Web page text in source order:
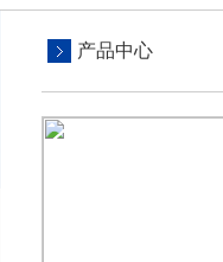
产品中心